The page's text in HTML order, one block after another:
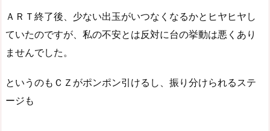
ＡＲＴ終了後、少ない出玉がいつなくなるかとヒヤヒヤし
ていたのですが、私の不安とは反対に台の挙動は悪くあり
ませんでした。
というのもＣＺがポンポン引けるし、振り分けられるステ
ージも